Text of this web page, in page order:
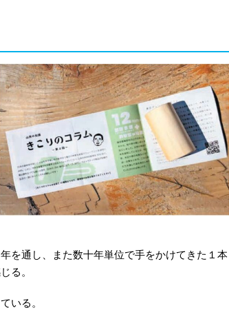
を通し、また数十年単位で手をかけてきた１本
る。
いる。